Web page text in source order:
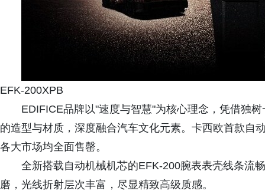
EFK-200XPB
EDIFICE品牌以"速度与智慧"为核心理念，凭借独
的造型与材质，深度融合汽车文化元素。卡西欧首款自
各大市场均全面售罄。
全新搭载自动机械机芯的EFK-200腕表表壳线条流
磨，光线折射层次丰富，尽显精致高级质感。